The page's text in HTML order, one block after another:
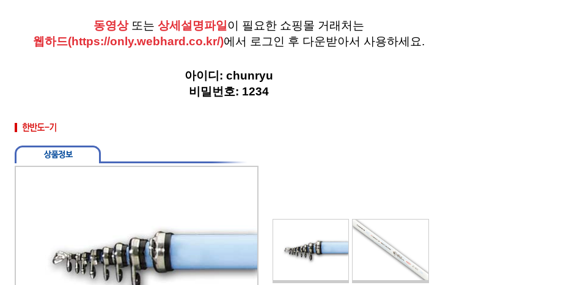
루어&의류&액세서리
동영상또는 상세설명파일 이 필요한 쇼핑몰 거래처는
웹하드(https://only.webhard.co.kr/)에서 로그인 후 다운받아서 사용하세요.
아이디: chunryu
비밀번호: 1234